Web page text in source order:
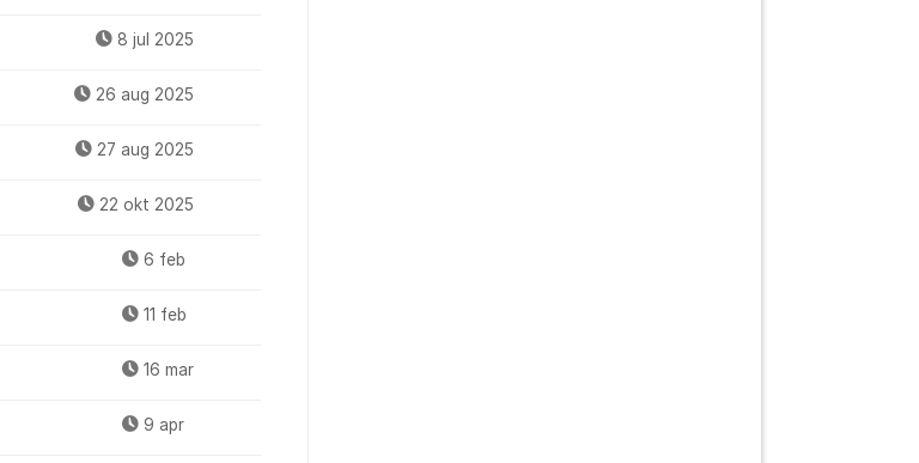
8 jul 2025
26 aug 2025
27 aug 2025
22 okt 2025
6 feb
11 feb
16 mar
9 apr